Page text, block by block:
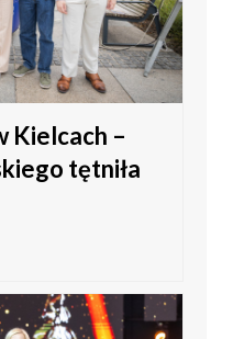
Kielcach –
tętniła